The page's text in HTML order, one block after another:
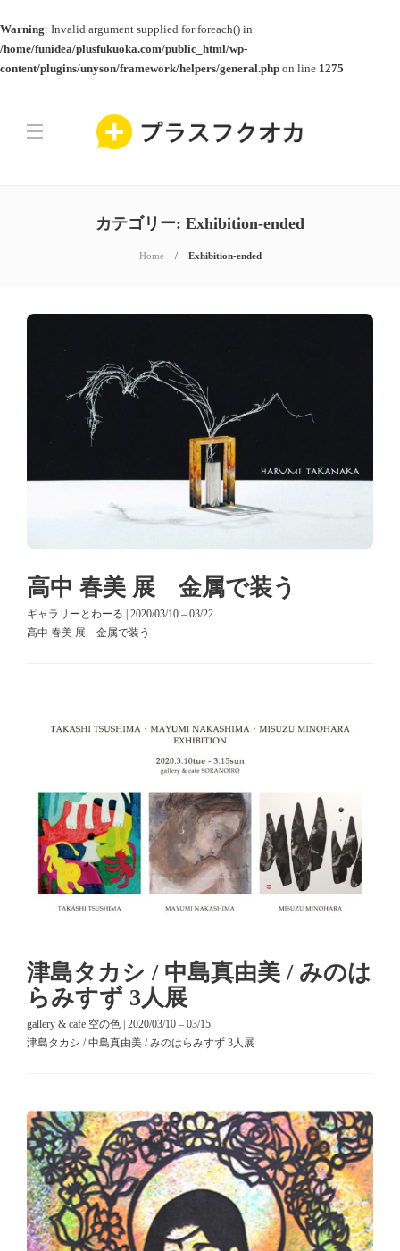
Warning: Invalid argument supplied for foreach() in
/home/funidea/plusfukuoka.com/public_html/wp-
content/plugins/unyson/framework/helpers/general.php on line 1275
カテゴリー: Exhibition-ended
Home Exhibition-ended
高中 春美 展 金属で装う
ギャラリーとわーる | 2020/03/10 – 03/22
高中 春美 展 金属で装う
津島タカシ / 中島真由美 / みのは
らみすず 3人展
gallery & cafe 空の色 | 2020/03/10 – 03/15
津島タカシ / 中島真由美 / みのはらみすず 3人展